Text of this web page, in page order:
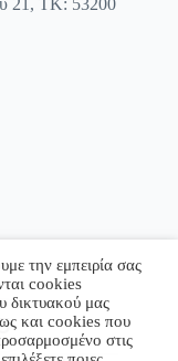
21, ΤΚ: 53200
την εμπειρία σας
cookies
δικτυακού μας
και cookies που
στις